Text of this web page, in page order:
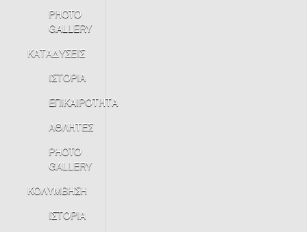
PHOTO
GALLERY
ΚΑΤΑΔΥΣΕΙΣ
ΙΣΤΟΡΙΑ
ΕΠΙΚΑΙΡΟΤΗΤΑ
ΑΘΛΗΤΕΣ
PHOTO
GALLERY
ΚΟΛΥΜΒΗΣΗ
ΙΣΤΟΡΙΑ